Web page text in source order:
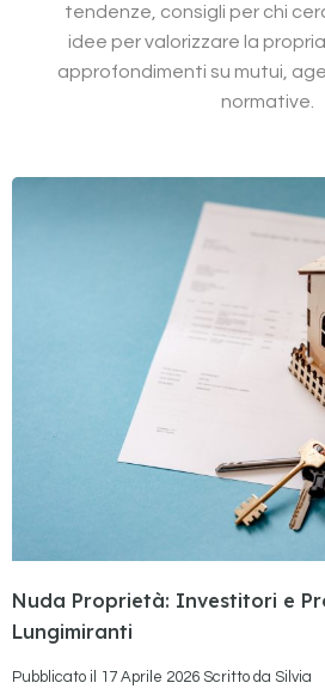
tendenze, consigli per chi
idee per valorizzare la
approfondimenti su mutui,
normative.
Nuda Proprietà: Investitori e
Lungimiranti
Pubblicato il 17 Aprile 2026 Scritto da Silvia